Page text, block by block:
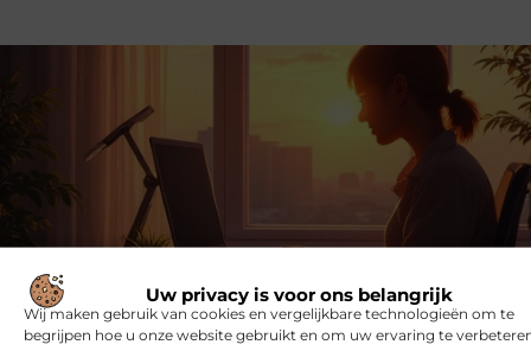
Uw privacy is voor ons belangrijk
Wij maken gebruik van cookies en vergelijkbare technologieën om te
begrijpen hoe u onze website gebruikt en om uw ervaring te